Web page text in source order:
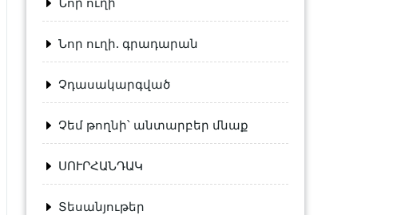
Նոր ուղի
Նոր ուղի. գրադարան
Չդասակարգված
Չեմ թողնի՝ անտարբեր մնաք
ՍՈՒՐՀԱՆԴԱԿ
Տեսանյութեր